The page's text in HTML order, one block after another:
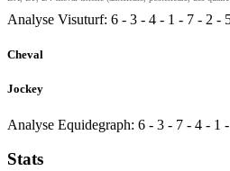
Analyse Visuturf: 6 - 3 - 4 - 1 - 7 - 2 -
Cheval
Jockey
Analyse Equidegraph: 6 - 3 - 7 - 4 - 1 -
Stats